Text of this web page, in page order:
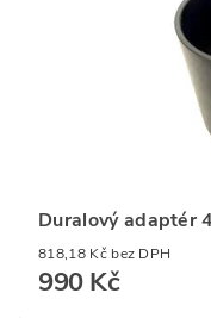
Duralový adaptér
818,18 Kč bez DPH
990 Kč